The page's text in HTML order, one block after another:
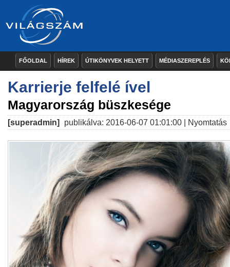
FŐOLDAL HÍREK ÚTIKÖNYVEK HELYETT MÉDIASZEREPLÉS
Karrierje felfelé ível
Magyarország büszkesége
[superadmin] publikálva: 2016-06-07 01:01:00 | Nyomtatás